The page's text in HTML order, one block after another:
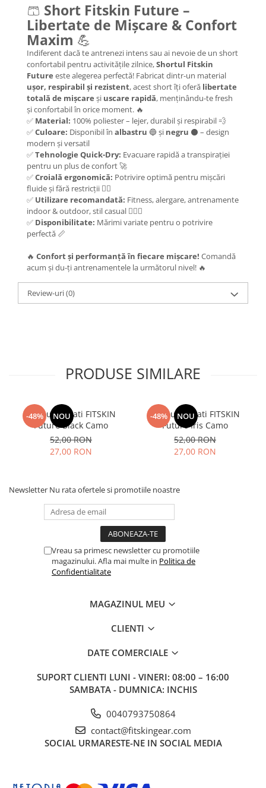
🩳 Short Fitskin Future –
Libertate de Mișcare & Confort
Maxim 💪
Indiferent dacă te antrenezi intens sau ai nevoie de un short
confortabil pentru activitățile zilnice,Shortul Fitskin
Future este alegerea perfectă! Fabricat dintr-un material
ușor, respirabil și rezistent, acest short îți oferă libertate
totală de mișcare și uscare rapidă, menținându-te fresh
și confortabil în orice moment. 🔥
✅ Material: 100% poliester – lejer, durabil și respirabil 💨
✅Culoare: Disponibil în albastru 🔵 și negru ⚫ – design
modern și versatil
✅Tehnologie Quick-Dry: Evacuare rapidă a transpirației
pentru un plus de confort 🚀
✅Croială ergonomică: Potrivire optimă pentru mișcări
fluide și fără restricții 🏃‍♂️
✅ Utilizare recomandată: Fitness, alergare, antrenamente
indoor & outdoor, stil casual 🏋️‍♂️🏃
✅ Disponibilitate: Mărimi variate pentru o potrivire
perfectă 📏
🔥 Confort și performanță în fiecare mișcare! Comandă
acum și du-ți antrenamentele la următorul nivel! 🔥
Review-uri(0)
PRODUSE SIMILARE
-48% NOU
Maiou Barbati FITSKIN
Future Black Camo
52,00 RON
27,00 RON
-48% NOU
Maiou Barbati FITSKIN
Future Iris Camo
52,00 RON
27,00 RON
Newsletter Nu rata ofertele si promotiile noastre
Vreau sa primesc newsletter cu promotiile
magazinului. Afla mai multe in Politica de
Confidentialitate
MAGAZINUL MEU
CLIENTI
DATE COMERCIALE
SUPORT CLIENTI LUNI - VINERI: 08:00 – 16:00
SAMBATA - DUMNICA: INCHIS
0040793750864
contact@fitskingear.com
SOCIAL URMARESTE-NE IN SOCIAL MEDIA